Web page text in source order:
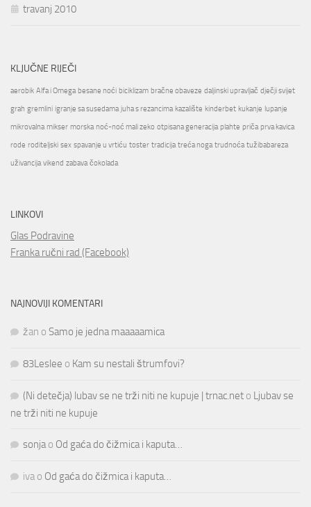
travanj 2010
KLJUČNE RIJEČI
aerobik Alfa i Omega besane noći biciklizam bračne obaveze daljinski upravljač dječji svijet
grah gremlini igranje sa susedama juha s rezancima kazalište kinderbet kukanje lupanje
mikrovalna mikser morska noć-noć mali zeko otpisana generacija plahte priča prva kavica
rode roditeljski sex spavanje u vrtiću toster tradicija treća noga trudnoća tužibabareza
uživancija vikend zabava čokolada
LINKOVI
Glas Podravine
Franka ručni rad (Facebook)
NAJNOVIJI KOMENTARI
žan o Samo je jedna maaaaamica
83Leslee o Kam su nestali štrumfovi?
(Ni detečja) lubav se ne trži niti ne kupuje | trnac.net o Ljubav se
ne trži niti ne kupuje
sonjao Od gaća do čižmica i kaputa…
iva o Od gaća do čižmica i kaputa…